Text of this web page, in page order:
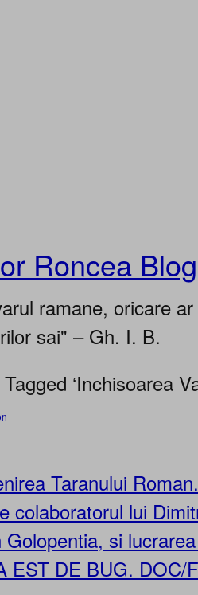
Roncea Blog
ramane, oricare
sai" – Gh. I. B.
‘Inchisoarea
Taranului
colaboratorul lui
Golopentia, si
EST DE BUG. DOC/